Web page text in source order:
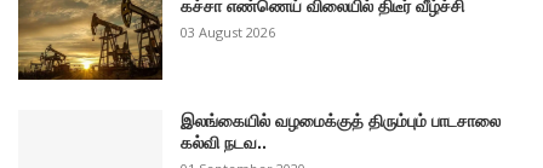
கச்சா எண்ணெய் விலையில் திடீர் வீழ்ச்சி
03 August 2026
இலங்கையில் வழமைக்குத் திரும்பும் பாடசாலை
கல்வி நடவ..